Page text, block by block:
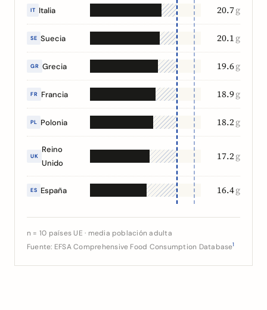
IT Italia 20.7g
SE Suecia 20.1g
GR Grecia 19.6g
FR Francia 18.9g
PL Polonia 18.2g
UK
Reino
Unido
17.2g
ES España 16.4g
n = 10 países UE · media población adulta
Fuente: EFSA Comprehensive Food Consumption Database1